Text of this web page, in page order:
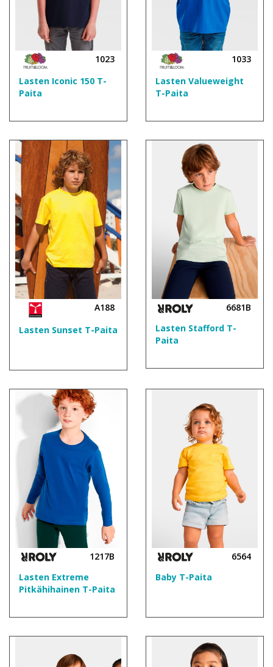
1023
Lasten Iconic 150 T-
Paita
1033
Lasten Valueweight
T-Paita
A188
Lasten Sunset T-Paita
6681B
Lasten Stafford T-
Paita
1217B
Lasten Extreme
Pitkähihainen T-Paita
6564
Baby T-Paita